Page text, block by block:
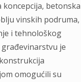
betonska
vinskih podruma,
i tehnološkog
je
omogućili su